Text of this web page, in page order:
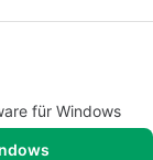
für Windows